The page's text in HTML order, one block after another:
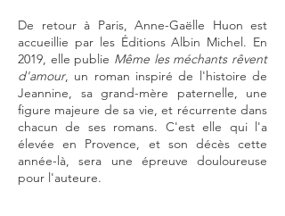
De retour à Paris, Anne-Gaëlle Huon est
accueillie par les Éditions Albin Michel. En
2019, elle publie Même les méchants rêvent
d'amour, un roman inspiré de l'histoire de
Jeannine, sa grand-mère paternelle, une
figure majeure de sa vie, et récurrente dans
chacun de ses romans. C'est elle qui l'a
élevée en Provence, et son décès cette
année-là, sera une épreuve douloureuse
pour l'auteure.